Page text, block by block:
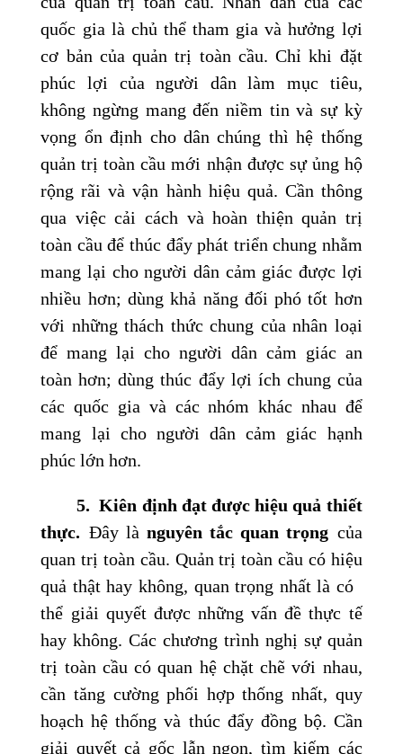
quốc gia là chủ thể tham gia và hưởng lợi
cơ bản của quản trị toàn cầu. Chỉ khi đặt
phúc lợi của người dân làm mục tiêu,
không ngừng mang đến niềm tin và sự kỳ
vọng ổn định cho dân chúng thì hệ thống
quản trị toàn cầu mới nhận được sự ủng hộ
rộng rãi và vận hành hiệu quả. Cần thông
qua việc cải cách và hoàn thiện quản trị
toàn cầu để thúc đẩy phát triển chung nhằm
mang lại cho người dân cảm giác được lợi
nhiều hơn; dùng khả năng đối phó tốt hơn
với những thách thức chung của nhân loại
để mang lại cho người dân cảm giác an
toàn hơn; dùng thúc đẩy lợi ích chung của
các quốc gia và các nhóm khác nhau để
mang lại cho người dân cảm giác hạnh
phúc lớn hơn.
5.Kiên định đạt được hiệu quả thiết
thực. Đây lànguyên tắc quan trọngcủa
quan trị toàn cầu. Quản trị toàn cầu có hiệu
quả thật hay không, quan trọng nhất là có
thể giải quyết được những vấn đề thực tế
hay không. Các chương trình nghị sự quản
trị toàn cầu có quan hệ chặt chẽ với nhau,
cần tăng cường phối hợp thống nhất, quy
hoạch hệ thống và thúc đẩy đồng bộ. Cần
giải quyết cả gốc lẫn ngọn, tìm kiếm các